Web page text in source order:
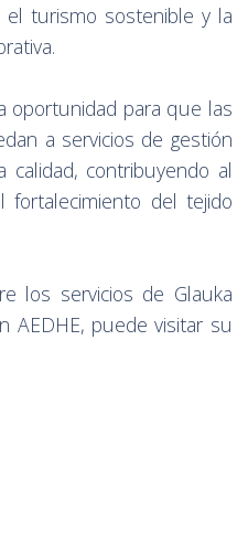
turismo sostenible y la
oportunidad para que las
a servicios de gestión
contribuyendo al
fortalecimiento del tejido
los servicios de Glauka
AEDHE, puede visitar su